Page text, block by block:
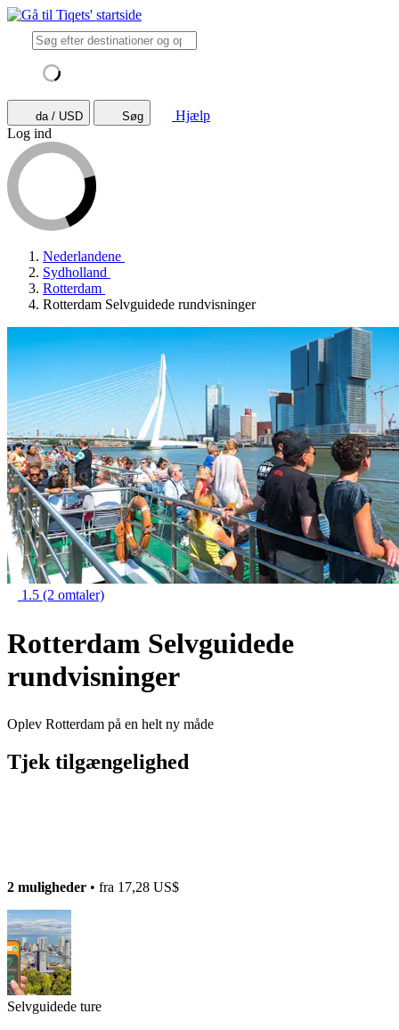
da / USD Søg
Hjælp
Log ind
Nederlandene
Sydholland
Rotterdam
Rotterdam Selvguidede rundvisninger
1.5 (2 omtaler)
Rotterdam Selvguidede
rundvisninger
Oplev Rotterdam på en helt ny måde
Tjek tilgængelighed
2 muligheder • fra 17,28 US$
Selvguidede ture